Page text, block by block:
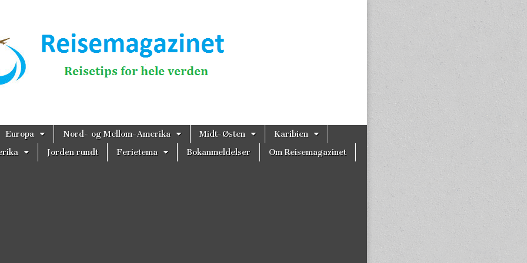
Europa Nord- og Mellom-Amerika Midt-Østen
Karibien
Jorden rundt Ferietema Bokanmeldelser Om Reisemagazinet